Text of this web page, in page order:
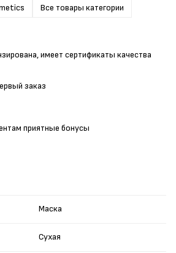
Все товары категории
Маска
Сухая
имеет сертификаты качества
заказ
приятные бонусы